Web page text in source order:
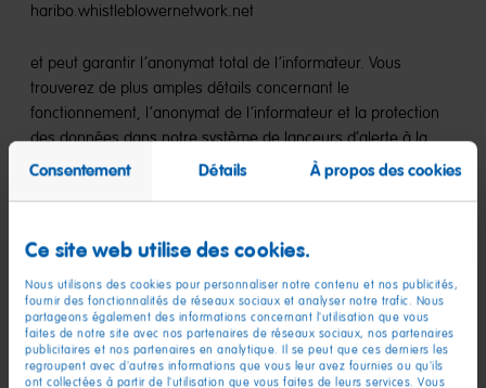
Consentement Détails À propos des cookies
Ce site web utilise des cookies.
Nous utilisons des cookies pour personnaliser notre contenu et nos publicités,
fournir des fonctionnalités de réseaux sociaux et analyser notre trafic. Nous
partageons également des informations concernant l'utilisation que vous
faites de notre site avec nos partenaires de réseaux sociaux, nos partenaires
publicitaires et nos partenaires en analytique. Il se peut que ces derniers les
regroupent avec d'autres informations que vous leur avez fournies ou qu'ils
ont collectées à partir de l'utilisation que vous faites de leurs services. Vous
haribo.whistleblowernetwork.net
et peut garantir l’anonymat total de l’informateur. Vous
trouverez de plus amples détails concernant le
fonctionnement, l’anonymat de l’informateur et la protection
des données dans notre système de lanceurs d’alerte à la
rubrique « FAQ ».
le signalement de fautes graves. Parmi elles figurent, par
exemple :
les délits à l’encontre de HARIBO, tels que la corruption,
l’abus de confiance ou le vol,
les actes qui exposent HARIBO à des risques de sanctions